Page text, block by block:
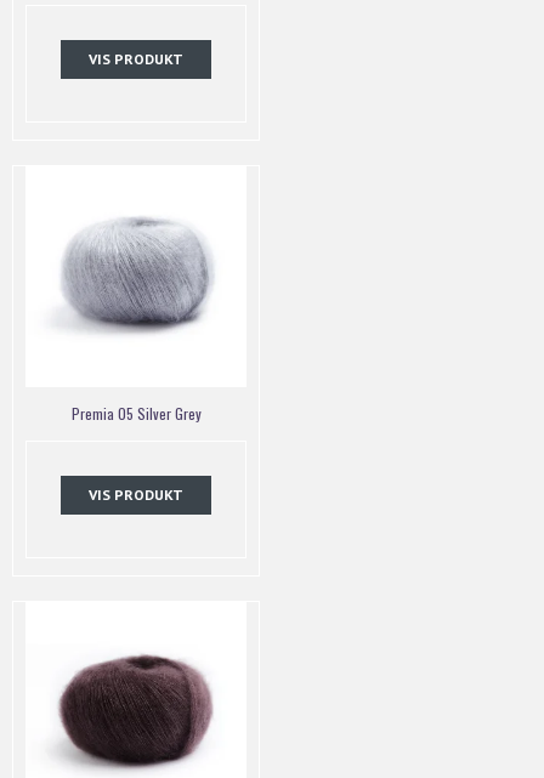
VIS PRODUKT
Premia 05 Silver Grey
VIS PRODUKT